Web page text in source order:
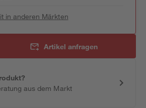
in anderen Märkten
Artikel anfragen
aus dem Markt